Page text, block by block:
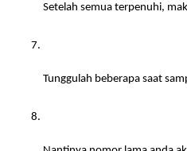
Setelah semua terpenuhi,
Tunggulah beberapa saat